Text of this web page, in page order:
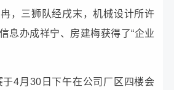
，三狮队经戌末，机械设计所许
息办成祥宁、房建梅获得了“企业
于4月30日下午在公司厂区四楼会